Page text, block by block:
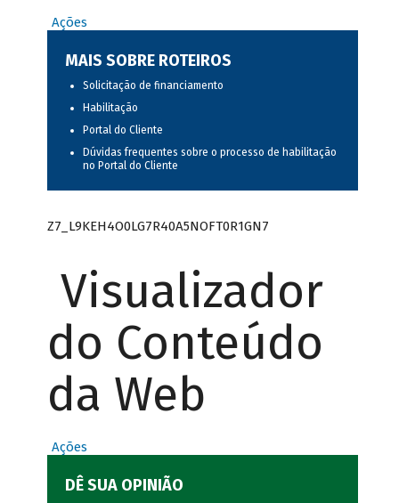
Ações
MAIS SOBRE ROTEIROS
Solicitação de financiamento
Habilitação
Portal do Cliente
Dúvidas frequentes sobre o processo de habilitação
no Portal do Cliente
Z7_L9KEH4O0LG7R40A5NOFT0R1GN7
Visualizador
do Conteúdo
da Web
Ações
DÊ SUA OPINIÃO